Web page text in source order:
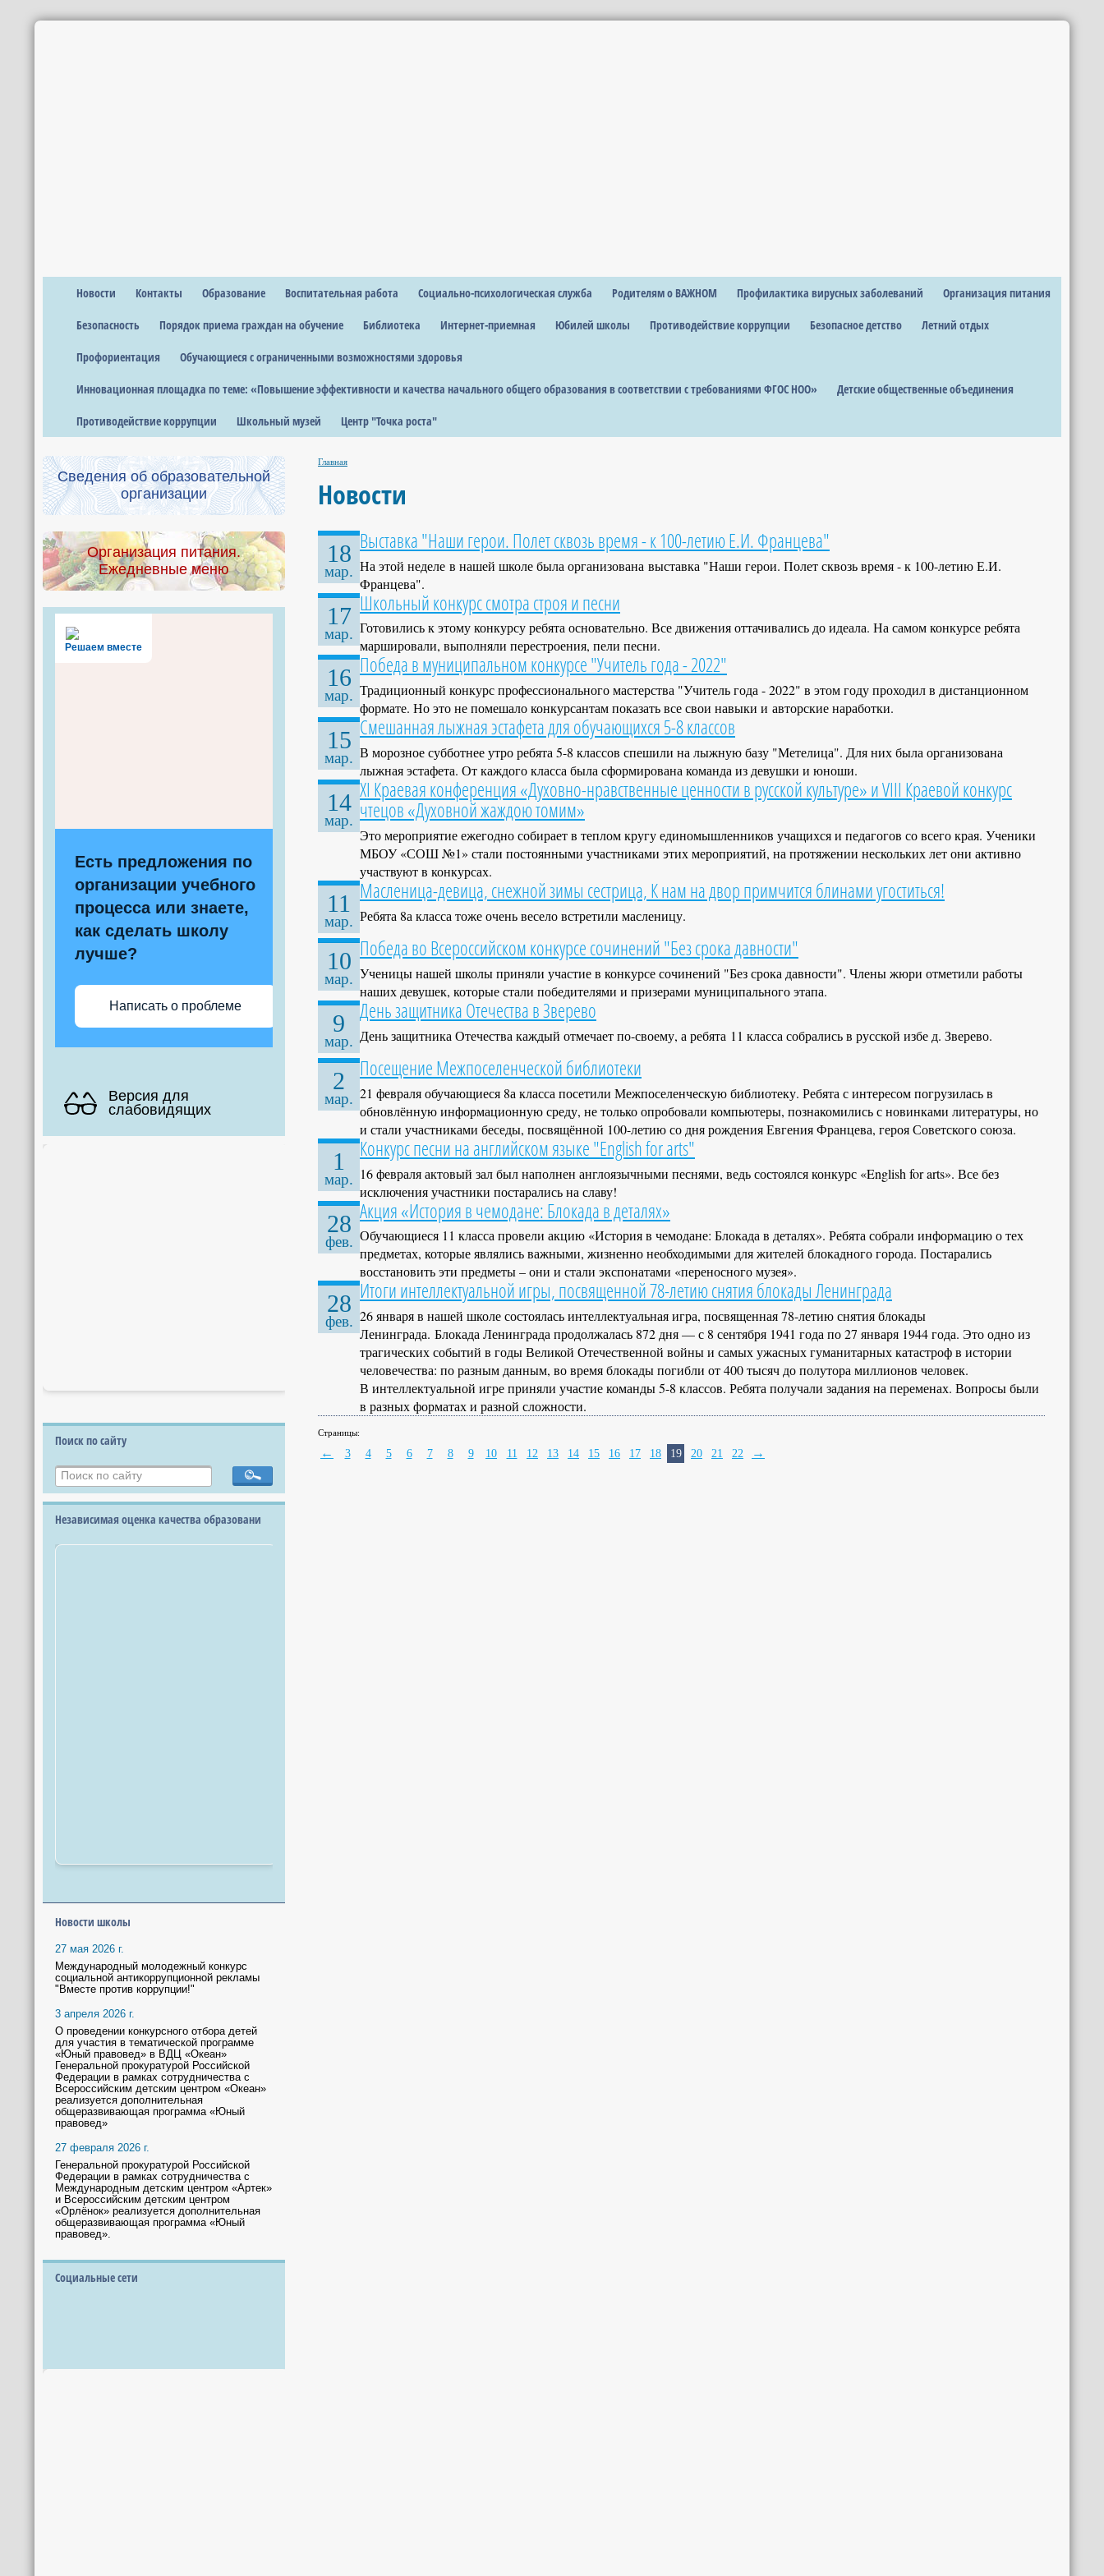
Новости Контакты Образование Воспитательная работа Социально-психологическая служба Родителям о ВАЖНОМ Профилактика вирусных заболеваний Организация питания
Безопасность Порядок приема граждан на обучение Библиотека Интернет-приемная Юбилей школы Противодействие коррупции Безопасное детство Летний отдых
Профориентация Обучающиеся с ограниченными возможностями здоровья
Инновационная площадка по теме: «Повышение эффективности и качества начального общего образования в соответствии с требованиями ФГОС НОО» Детские общественные объединения
Противодействие коррупции Школьный музей Центр "Точка роста"
Сведения об образовательной
организации
Организация питания.
Ежедневные меню
Решаем вместе
Есть предложения по
организации учебного
процесса или знаете,
как сделать школу
лучше?
Написать о проблеме
Версия для
слабовидящих
Поиск по сайту
Независимая оценка качества образовани
Новости школы
27 мая 2026 г.
Международный молодежный конкурс
социальной антикоррупционной рекламы
"Вместе против коррупции!"
3 апреля 2026 г.
О проведении конкурсного отбора детей
для участия в тематической программе
«Юный правовед» в ВДЦ «Океан»
Генеральной прокуратурой Российской
Федерации в рамках сотрудничества с
Всероссийским детским центром «Океан»
реализуется дополнительная
общеразвивающая программа «Юный
правовед»
27 февраля 2026 г.
Генеральной прокуратурой Российской
Федерации в рамках сотрудничества с
Международным детским центром «Артек»
и Всероссийским детским центром
«Орлёнок» реализуется дополнительная
общеразвивающая программа «Юный
правовед».
Социальные сети
Главная
Новости
18
мар.
Выставка "Наши герои. Полет сквозь время - к 100-летию Е.И. Францева"
На этой неделе в нашей школе была организована выставка "Наши герои. Полет сквозь время - к 100-летию Е.И.
Францева".
17
мар.
Школьный конкурс смотра строя и песни
Готовились к этому конкурсу ребята основательно. Все движения оттачивались до идеала. На самом конкурсе ребята
маршировали, выполняли перестроения, пели песни.
16
мар.
Победа в муниципальном конкурсе "Учитель года - 2022"
Традиционный конкурс профессионального мастерства "Учитель года - 2022" в этом году проходил в дистанционном
формате. Но это не помешало конкурсантам показать все свои навыки и авторские наработки.
15
мар.
Смешанная лыжная эстафета для обучающихся 5-8 классов
В морозное субботнее утро ребята 5-8 классов спешили на лыжную базу "Метелица". Для них была организована
лыжная эстафета. От каждого класса была сформирована команда из девушки и юноши.
14
мар.
XI Краевая конференция «Духовно-нравственные ценности в русской культуре» и VIII Краевой конкурс
чтецов «Духовной жаждою томим»
Это мероприятие ежегодно собирает в теплом кругу единомышленников учащихся и педагогов со всего края. Ученики
МБОУ «СОШ №1» стали постоянными участниками этих мероприятий, на протяжении нескольких лет они активно
участвуют в конкурсах.
11
мар.
Масленица-девица, снежной зимы сестрица, К нам на двор примчится блинами угоститься!
Ребята 8а класса тоже очень весело встретили масленицу.
10
мар.
Победа во Всероссийском конкурсе сочинений "Без срока давности"
Ученицы нашей школы приняли участие в конкурсе сочинений "Без срока давности". Члены жюри отметили работы
наших девушек, которые стали победителями и призерами муниципального этапа.
9
мар.
День защитника Отечества в Зверево
День защитника Отечества каждый отмечает по-своему, а ребята 11 класса собрались в русской избе д. Зверево.
2
мар.
Посещение Межпоселенческой библиотеки
21 февраля обучающиеся 8а класса посетили Межпоселенческую библиотеку. Ребята с интересом погрузилась в
обновлённую информационную среду, не только опробовали компьютеры, познакомились с новинками литературы, но
и стали участниками беседы, посвящённой 100-летию со дня рождения Евгения Францева, героя Советского союза.
1
мар.
Конкурс песни на английском языке "English for arts"
16 февраля актовый зал был наполнен англоязычными песнями, ведь состоялся конкурс «English for arts». Все без
исключения участники постарались на славу!
28
фев.
Акция «История в чемодане: Блокада в деталях»
Обучающиеся 11 класса провели акцию «История в чемодане: Блокада в деталях». Ребята собрали информацию о тех
предметах, которые являлись важными, жизненно необходимыми для жителей блокадного города. Постарались
восстановить эти предметы – они и стали экспонатами «переносного музея».
28
фев.
Итоги интеллектуальной игры, посвященной 78-летию снятия блокады Ленинграда
26 января в нашей школе состоялась интеллектуальная игра, посвященная 78-летию снятия блокады
Ленинграда. Блокада Ленинграда продолжалась 872 дня — с 8 сентября 1941 года по 27 января 1944 года. Это одно из
трагических событий в годы Великой Отечественной войны и самых ужасных гуманитарных катастроф в истории
человечества: по разным данным, во время блокады погибли от 400 тысяч до полутора миллионов человек.
В интеллектуальной игре приняли участие команды 5-8 классов. Ребята получали задания на переменах. Вопросы были
в разных форматах и разной сложности.
Страницы:
← 3 4 5 6 7 8 9 10 11 12 13 14 15 16 17 18 19 20 21 22 →